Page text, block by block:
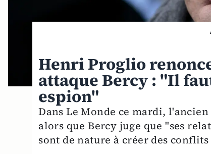
Henri Proglio
attaque Bercy : "Il
espion"
Dans Le Monde ce mardi,
alors que Bercy juge que "ses
sont de nature à créer des